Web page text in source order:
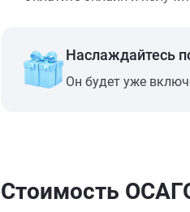
Наслаждайтесь
Он будет уже
Стоимость